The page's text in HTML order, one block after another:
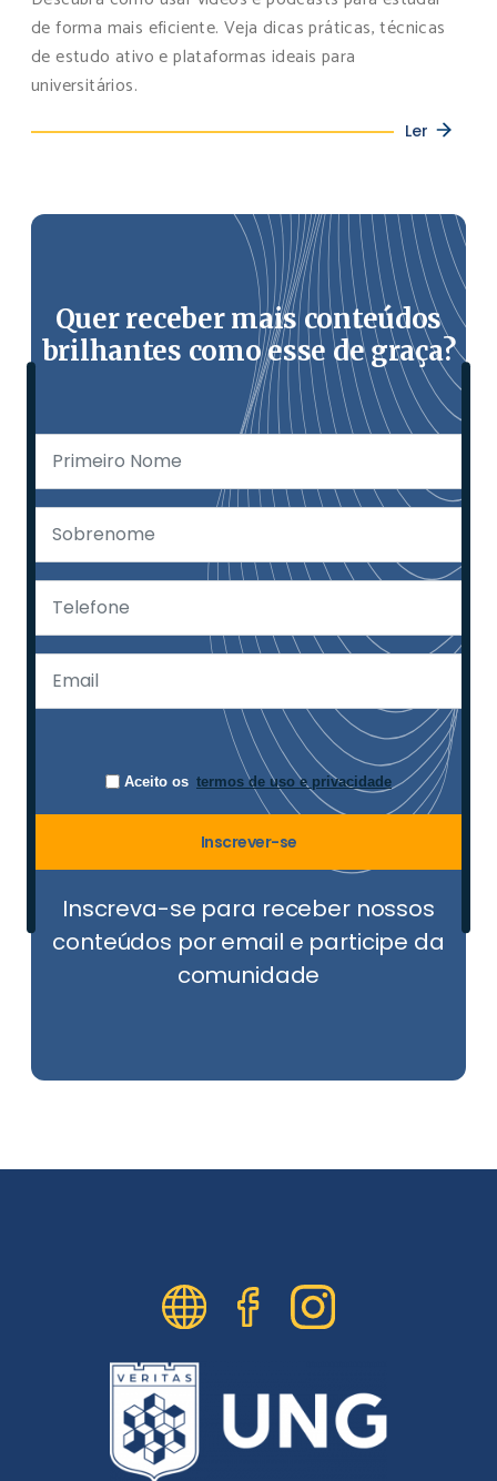
de forma mais eficiente. Veja dicas práticas, técnicas
de estudo ativo e plataformas ideais para
universitários.
Ler
Quer receber mais conteúdos
brilhantes como esse de graça?
Aceito os termos de uso e privacidade
Inscrever-se
Inscreva-se para receber nossos
conteúdos por email e participe da
comunidade